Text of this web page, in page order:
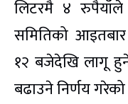
लिटरमै ४
समितिको
१२ बजेदेखि लागू
बढाउने निर्णय गरेको